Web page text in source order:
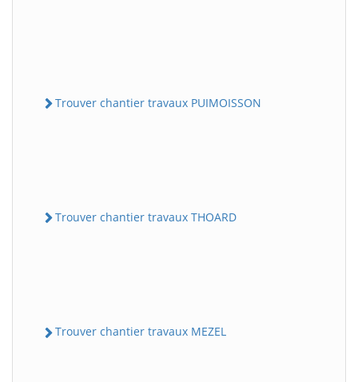
Trouver chantier travaux PUIMOISSON
Trouver chantier travaux THOARD
Trouver chantier travaux MEZEL